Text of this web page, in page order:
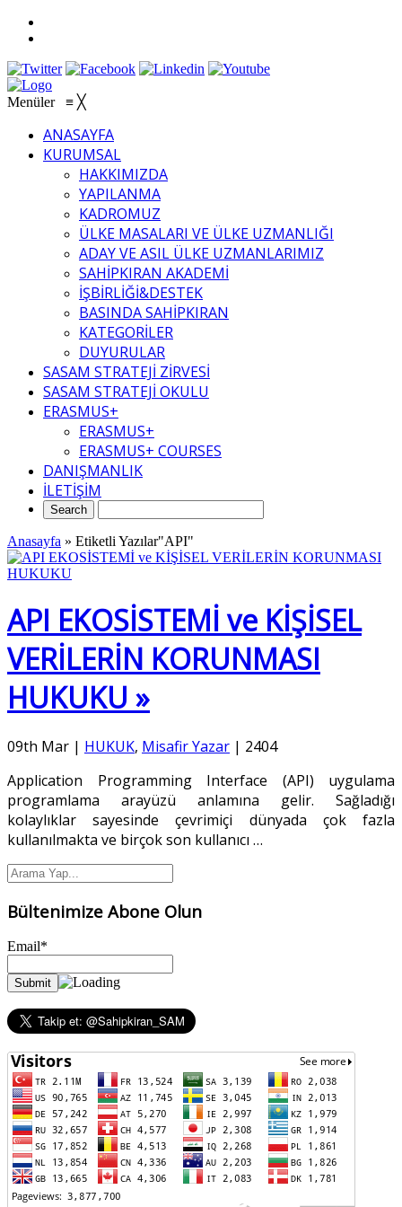
Menüler ≡ ╳
ANASAYFA
KURUMSAL
HAKKIMIZDA
YAPILANMA
KADROMUZ
ÜLKE MASALARI VE ÜLKE UZMANLIĞI
ADAY VE ASIL ÜLKE UZMANLARIMIZ
SAHİPKIRAN AKADEMİ
İŞBİRLİĞİ&DESTEK
BASINDA SAHİPKIRAN
KATEGORİLER
DUYURULAR
SASAM STRATEJİ ZİRVESİ
SASAM STRATEJİ OKULU
ERASMUS+
ERASMUS+
ERASMUS+ COURSES
DANIŞMANLIK
İLETİŞİM
Anasayfa » Etiketli Yazılar"API"
API EKOSİSTEMİ ve KİŞİSEL
VERİLERİN KORUNMASI
HUKUKU »
09th Mar | HUKUK, Misafir Yazar | 2404
Application Programming Interface (API) uygulama
programlama arayüzü anlamına gelir. Sağladığı
kolaylıklar sayesinde çevrimiçi dünyada çok fazla
kullanılmakta ve birçok son kullanıcı …
Bültenimize Abone Olun
Email*